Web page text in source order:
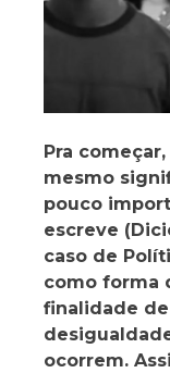
Pra
mesmo
pouco
escreve
caso de
como forma
finalidade
ocorrem.